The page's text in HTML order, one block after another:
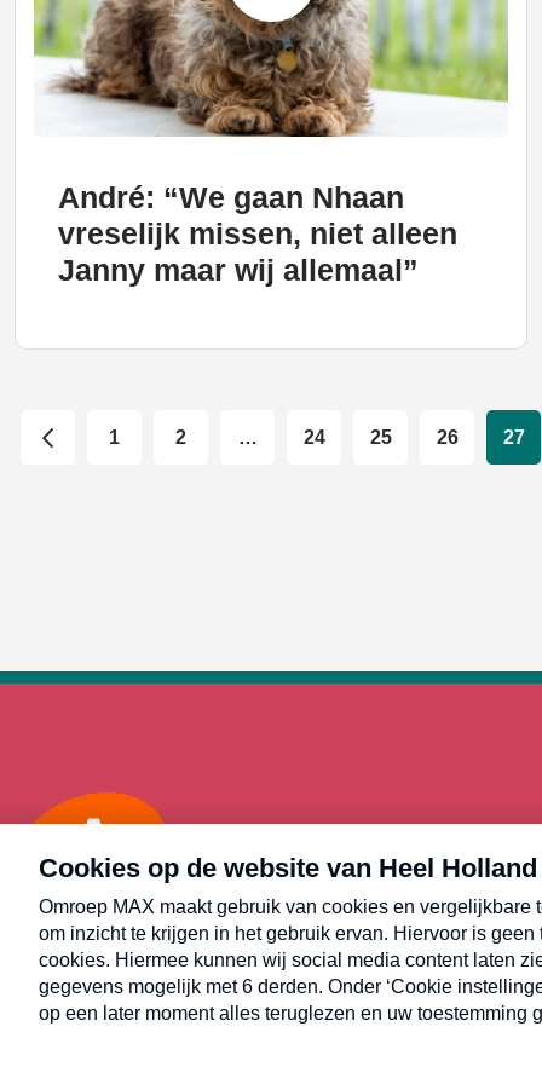
André: “We gaan Nhaan
vreselijk missen, niet alleen
Janny maar wij allemaal”
1 2 … 24 25 26 27
Max